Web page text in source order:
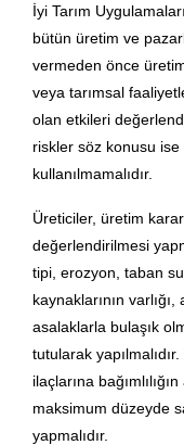
İyi Tarım
bütün üretim ve
vermeden önce
veya tarımsal
olan etkileri
riskler söz konusu ise
kullanılmamalıdır.
Üreticiler, üretim
değerlendirilmesi
tipi, erozyon, taban
kaynaklarının
asalaklarla bulaşık
tutularak
ilaçlarına
maksimum düzeyde
yapmalıdır.